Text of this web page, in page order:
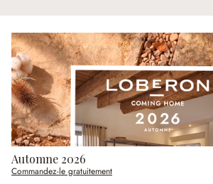
Automne 2026
Commandez-le gratuitement